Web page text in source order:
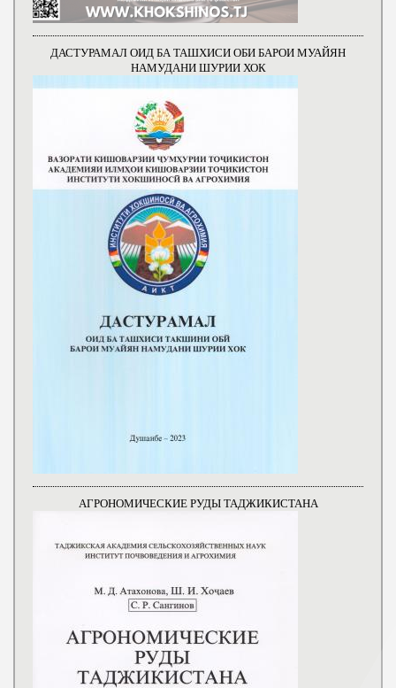
ДАСТУРАМАЛ ОИД БА ТАШХИСИ ОБИ БАРОИ МУАЙЯН
НАМУДАНИ ШУРИИ ХОК
АГРОНОМИЧЕСКИЕ РУДЫ ТАДЖИКИСТАНА